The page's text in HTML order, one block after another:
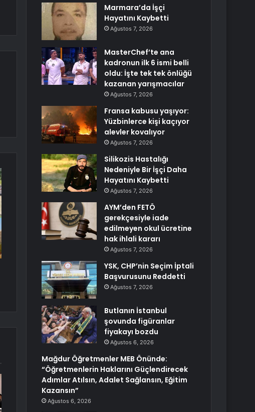
Marmara’da İşçi
Hayatını Kaybetti
Ağustos 7, 2026
MasterChef’te ana
kadronun ilk 6 ismi belli
oldu: İşte tek tek önlüğü
kazanan yarışmacılar
Ağustos 7, 2026
Fransa kabusu yaşıyor:
Yüzbinlerce kişi kaçıyor
alevler kovalıyor
Ağustos 7, 2026
Silikozis Hastalığı
Nedeniyle Bir İşçi Daha
Hayatını Kaybetti
Ağustos 7, 2026
AYM’den FETÖ
gerekçesiyle iade
edilmeyen okul ücretine
hak ihlali kararı
Ağustos 7, 2026
YSK, CHP’nin Seçim İptali
Başvurusunu Reddetti
Ağustos 7, 2026
Butlanın İstanbul
şovunda figüranlar
fiyakayı bozdu
Ağustos 6, 2026
Mağdur Öğretmenler MEB Önünde:
“Öğretmenlerin Haklarını Güçlendirecek
Adımlar Atılsın, Adalet Sağlansın, Eğitim
Kazansın”
Ağustos 6, 2026